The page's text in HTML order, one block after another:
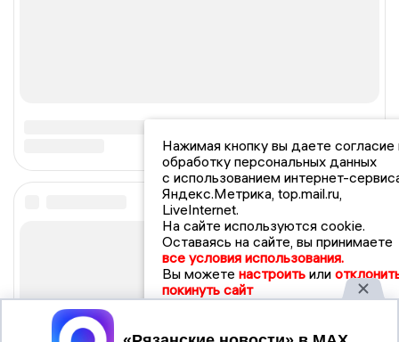
Нажимая кнопку вы даете согласие
обработку персональных данных
с использованием интернет-
Яндекс.Метрика, top.mail.ru,
LiveInternet.
На сайте используются cookie.
Оставаясь на сайте, вы принимаете
все условия использования.
Вы можете настроитьили
покинуть сайт
Принять